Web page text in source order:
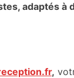
adaptés à
,